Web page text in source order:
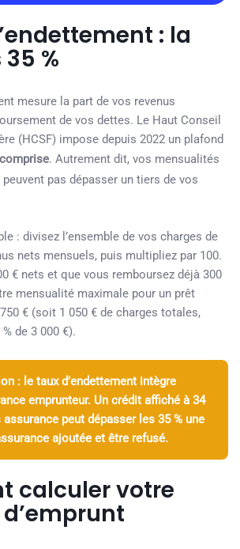
: la
%
mesure la part de vos revenus
de vos dettes. Le Haut Conseil
(HCSF) impose depuis 2022 un plafond
. Autrement dit, vos mensualités
pas dépasser un tiers de vos
: divisez l’ensemble de vos charges de
nets mensuels, puis multipliez par 100.
€ nets et que vous remboursez déjà 300
mensualité maximale pour un prêt
€ (soit 1 050 € de charges totales,
de 3 000 €).
: le taux d’endettement intègre
emprunteur. Un crédit affiché à 34
assurance peut dépasser les 35 % une
ajoutée et être refusé.
calculer votre